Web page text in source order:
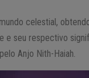
celestial,
e seu respectivo
Anjo Nith-Haiah.